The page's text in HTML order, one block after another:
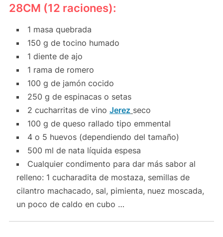
28CM (12 raciones):
1 masa quebrada
150 g de tocino humado
1 diente de ajo
1 rama de romero
100 g de jamón cocido
250 g de espinacas o setas
2 cucharritas devino Jerez seco
100 g de queso rallado tipo emmental
4 o 5 huevos (dependiendo del tamaño)
500 ml de nata líquida espesa
Cualquier condimento para dar mássabor al
relleno: 1 cucharadita de mostaza, semillas de
cilantro machacado, sal, pimienta, nuez moscada,
un poco de caldo en cubo …